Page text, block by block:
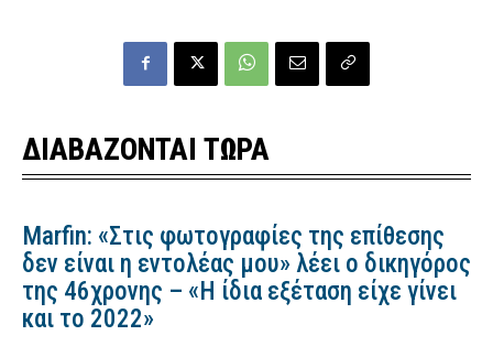
ΔΙΑΒΑΖΟΝΤΑΙ ΤΩΡΑ
Marfin: «Στις φωτογραφίες της επίθεσης
δεν είναι η εντολέας μου» λέει ο δικηγόρος
της 46χρονης – «Η ίδια εξέταση είχε γίνει
και το 2022»